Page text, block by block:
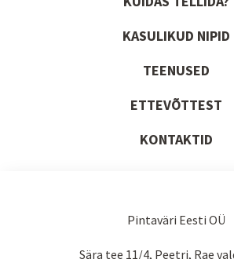
KASULIKUD NIPID
TEENUSED
ETTEVÕTTEST
KONTAKTID
Pintaväri Eesti OÜ
Sära tee 11/4, Peetri, Rae